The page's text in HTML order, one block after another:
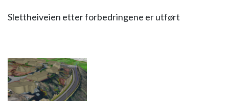
Slettheiveien etter forbedringene er utført